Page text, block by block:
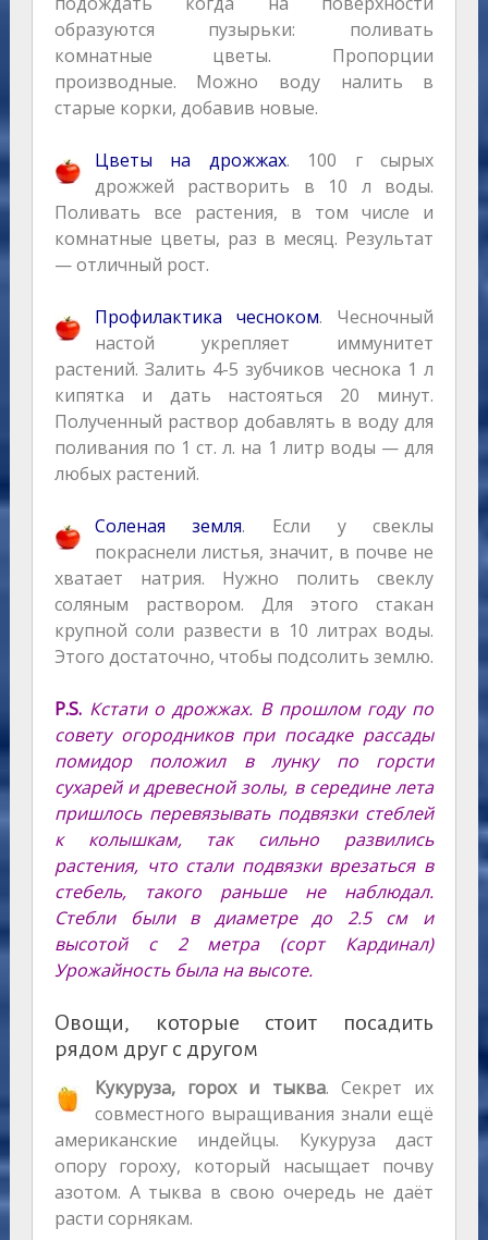
образуются пузырьки: поливать
комнатные цветы. Пропорции
производные. Можно воду налить в
старые корки, добавив новые.
Цветы на дрожжах. 100 г сырых
дрожжей растворить в 10 л воды.
Поливать все растения, в том числе и
комнатные цветы, раз в месяц. Результат
— отличный рост.
Профилактика чесноком. Чесночный
настой укрепляет иммунитет
растений. Залить 4-5 зубчиков чеснока 1 л
кипятка и дать настояться 20 минут.
Полученный раствор добавлять в воду для
поливания по 1 ст. л. на 1 литр воды — для
любых растений.
Соленая земля. Если у свеклы
покраснели листья, значит, в почве не
хватает натрия. Нужно полить свеклу
соляным раствором. Для этого стакан
крупной соли развести в 10 литрах воды.
Этого достаточно, чтобы подсолить землю.
P.S. Кстати о дрожжах. В прошлом году по
совету огородников при посадке рассады
помидор положил в лунку по горсти
сухарей и древесной золы, в середине лета
пришлось перевязывать подвязки стеблей
к колышкам, так сильно развились
растения, что стали подвязки врезаться в
стебель, такого раньше не наблюдал.
Стебли были в диаметре до 2.5 см и
высотой с 2 метра (сорт Кардинал)
Урожайность была на высоте.
Овощи, которые стоит посадить
рядом друг с другом
Кукуруза, горох и тыква. Секрет их
совместного выращивания знали ещё
американские индейцы. Кукуруза даст
опору гороху, который насыщает почву
азотом. А тыква в свою очередь не даёт
расти сорнякам.